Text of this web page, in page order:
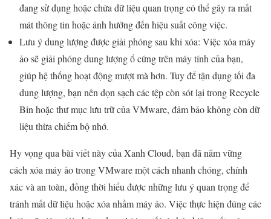
đang sử dụng hoặc chứa dữ liệu quan trọng có thể gây ra mất
mát thông tin hoặc ảnh hưởng đến hiệu suất công việc.
Lưu ý dung lượng được giải phóng sau khi xóa: Việc xóa máy
ảo sẽ giải phóng dung lượng ổ cứng trên máy tính của bạn,
giúp hệ thống hoạt động mượt mà hơn. Tuy để tận dụng tối đa
dung lượng, bạn nên dọn sạch các tệp còn sót lại trong Recycle
Bin hoặc thư mục lưu trữ của VMware, đảm bảo không còn dữ
liệu thừa chiếm bộ nhớ.
Hy vọng qua bài viết này của Xanh Cloud, bạn đã nắm vững
cách xóa máy ảo trong VMware một cách nhanh chóng, chính
xác và an toàn, đồng thời hiểu được những lưu ý quan trọng để
tránh mất dữ liệu hoặc xóa nhầm máy ảo. Việc thực hiện đúng các